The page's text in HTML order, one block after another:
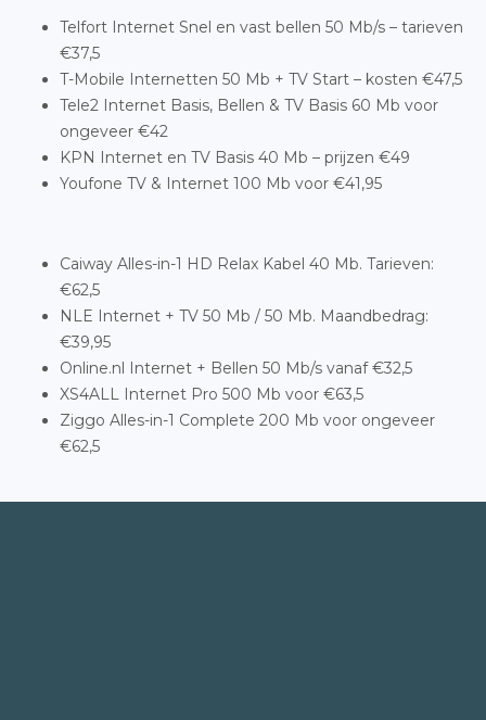
Telfort Internet Snel en vast bellen 50 Mb/s – tarieven
€37,5
T-Mobile Internetten 50 Mb + TV Start – kosten €47,5
Tele2 Internet Basis, Bellen & TV Basis 60 Mb voor
ongeveer €42
KPN Internet en TV Basis 40 Mb – prijzen €49
Youfone TV & Internet 100 Mb voor €41,95
Caiway Alles-in-1 HD Relax Kabel 40 Mb. Tarieven:
€62,5
NLE Internet + TV 50 Mb / 50 Mb. Maandbedrag:
€39,95
Online.nl Internet + Bellen 50 Mb/s vanaf €32,5
XS4ALL Internet Pro 500 Mb voor €63,5
Ziggo Alles-in-1 Complete 200 Mb voor ongeveer
€62,5